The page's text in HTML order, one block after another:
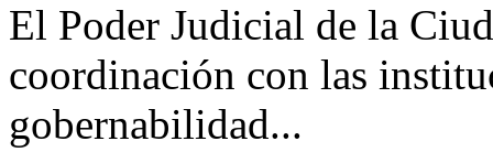
El Poder Judicial de la
coordinación con las
gobernabilidad...